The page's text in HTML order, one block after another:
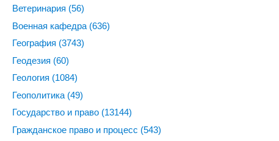
Ветеринария (56)
Военная кафедра (636)
География (3743)
Геодезия (60)
Геология (1084)
Геополитика (49)
Государство и право (13144)
Гражданское право и процесс (543)